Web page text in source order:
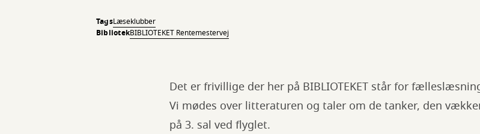
TagsLæseklubber
BibliotekBIBLIOTEKET Rentemestervej
Det er frivillige der her på BIBLIOTEKET står for
Vi mødes over litteraturen og taler om de tanker, den
på 3. sal ved flyglet.